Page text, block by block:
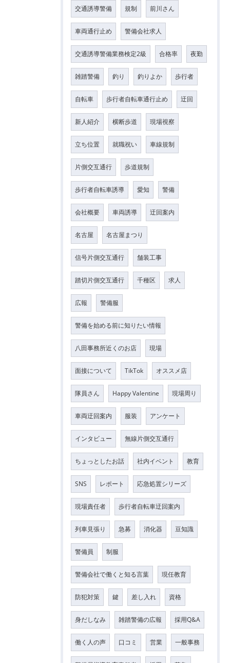
交通誘導警備 規制 前川さん
車両通行止め 警備会社求人
交通誘導警備業務検定2級 合格率 夜勤
雑踏警備 釣り 釣りよか 歩行者
自転車 歩行者自転車通行止め 迂回
新人紹介 横断歩道 現場視察
立ち位置 就職祝い 車線規制
片側交互通行 歩道規制
歩行者自転車誘導 愛知 警備
会社概要 車両誘導 迂回案内
名古屋 名古屋まつり
信号片側交互通行 舗装工事
踏切片側交互通行 千種区 求人
広報 警備服
警備を始める前に知りたい情報
八田事務所近くのお店 現場
面接について TikTok オススメ店
隊員さん Happy Valentine 現場周り
車両迂回案内 服装 アンケート
インタビュー 無線片側交互通行
ちょっとしたお話 社内イベント 教育
SNS レポート 応急処置シリーズ
現場責任者 歩行者自転車迂回案内
列車見張り 急募 消化器 豆知識
警備員 制服
警備会社で働くと知る言葉 現任教育
防犯対策 鍵 差し入れ 資格
身だしなみ 雑踏警備の広報 採用Q&A
働く人の声 口コミ 営業 一般事務